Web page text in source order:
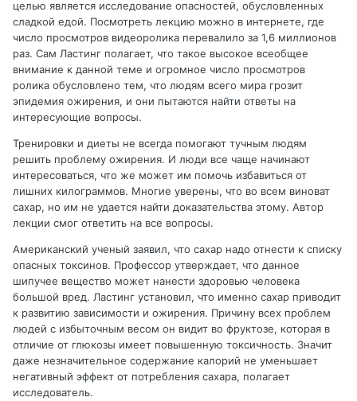
целью является исследование опасностей, обусловленных
сладкой едой. Посмотреть лекцию можно в интернете, где
число просмотров видеоролика перевалило за 1,6 миллионов
раз. Сам Ластинг полагает, что такое высокое всеобщее
внимание к данной теме и огромное число просмотров
ролика обусловлено тем, что людям всего мира грозит
эпидемия ожирения, и они пытаются найти ответы на
интересующие вопросы.
Тренировки и диеты не всегда помогают тучным людям
решить проблему ожирения. И люди все чаще начинают
интересоваться, что же может им помочь избавиться от
лишних килограммов. Многие уверены, что во всем виноват
сахар, но им не удается найти доказательства этому. Автор
лекции смог ответить на все вопросы.
Американский ученый заявил, что сахар надо отнести к списку
опасных токсинов. Профессор утверждает, что данное
шипучее вещество может нанести здоровью человека
большой вред. Ластинг установил, что именно сахар приводит
к развитию зависимости и ожирения. Причину всех проблем
людей с избыточным весом он видит во фруктозе, которая в
отличие от глюкозы имеет повышенную токсичность. Значит
даже незначительное содержание калорий не уменьшает
негативный эффект от потребления сахара, полагает
исследователь.